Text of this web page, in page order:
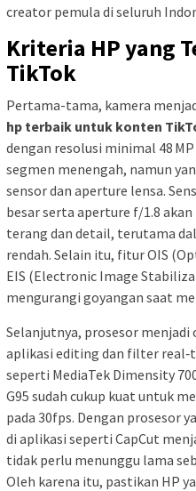
creator pemula di seluruh
Kriteria HP yang
TikTok
Pertama-tama, kamera
hp terbaik untuk konten
dengan resolusi minimal 48
segmen menengah, namun
sensor dan aperture lensa.
besar serta aperture f/1.8
terang dan detail, terutama
rendah. Selain itu, fitur OIS
EIS (Electronic Image
mengurangi goyangan saat
Selanjutnya, prosesor menjadi
aplikasi editing dan filter
seperti MediaTek Dimensity
G95 sudah cukup kuat untuk
pada 30fps. Dengan prosesor
di aplikasi seperti CapCut
tidak perlu menunggu lama
Oleh karena itu, pastikan HP